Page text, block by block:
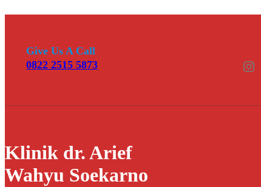
Give Us A Call
0822 2515 5873
Instagram
Klinik dr. Arief
Wahyu Soekarno